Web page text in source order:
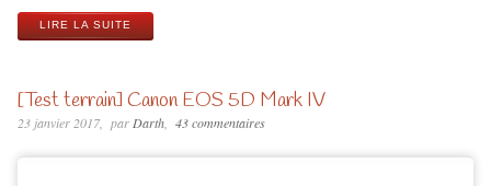
LIRE LA SUITE
[Test terrain] Canon EOS 5D Mark IV
23 janvier 2017 parDarth 43 commentaires